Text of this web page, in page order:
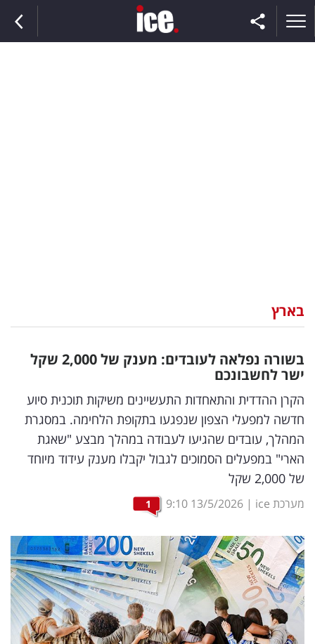
וצרכנות
דיגיטל
וטק
שיווק
ופרסום
משפט
ומחקרים
דעות
רכילות
עסקית
בארץ
בשורה נפלאה לעובדים: מענק של 2,000 שקל
ישר לחשבונכם
הקרן ההדדית והתאחדות התעשיינים משיקות תוכנית סיוע
חדשה למפעלי הצפון שנפגעו בתקופת הלחימה. במסגרת
המהלך, עובדים שהגיעו לעבודה במהלך מבצע "שאגת
הארי" במפעלים הסמוכים לגבול יקבלו מענק עידוד מיוחד
של 2,000 שקל
מערכת ice |
13/5/2026
9:10
1